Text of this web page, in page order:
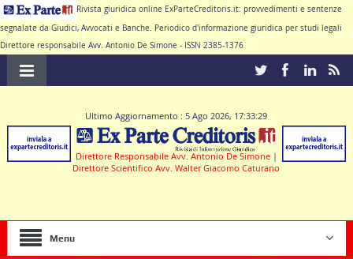
Rivista giuridica online ExParteCreditoris.it: provvedimenti e sentenze
segnalate da Giudici, Avvocati e Banche. Periodico d'informazione giuridica per studi legali
Direttore responsabile Avv. Antonio De Simone - ISSN 2385-1376
Ultimo Aggiornamento : 5 Ago 2026, 17:33:29
Direttore Responsabile Avv. Antonio De Simone |
Direttore Scientifico Avv. Walter Giacomo Caturano
Menu